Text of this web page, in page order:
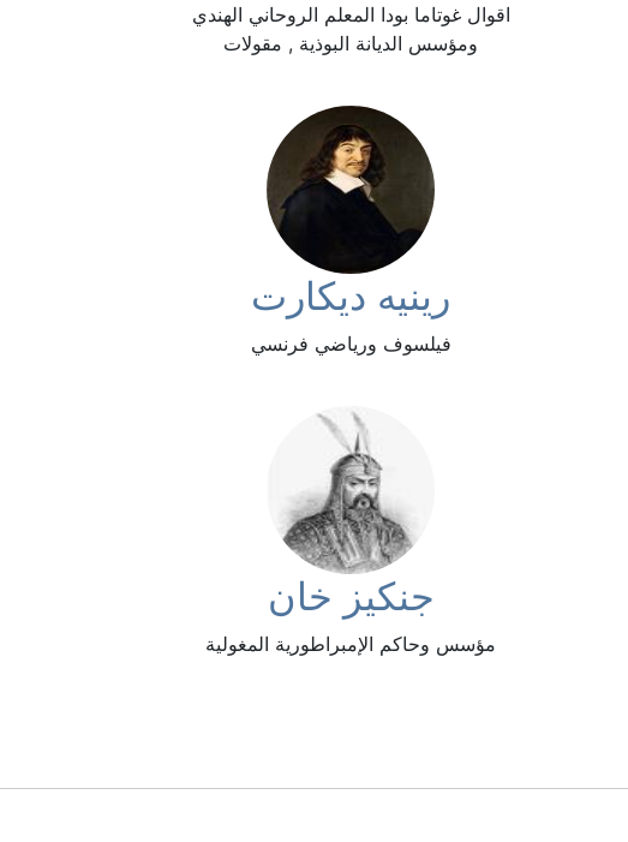
اقوال غوتاما بودا المعلم الروحاني الهندي
ومؤسس الديانة البوذية , مقولات
رينيه ديكارت
فيلسوف ورياضي فرنسي
جنكيز خان
مؤسس وحاكم الإمبراطورية المغولية